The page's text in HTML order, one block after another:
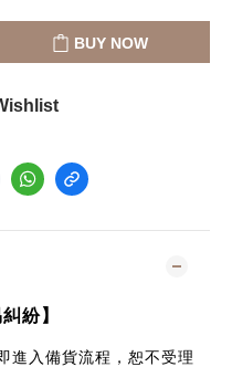
BUY NOW
紛】
進入備貨流程，恕不受理